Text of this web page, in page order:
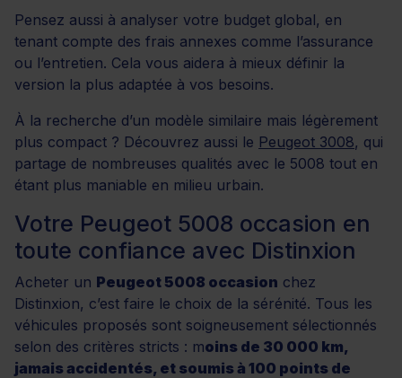
Pensez aussi à analyser votre budget global, en
tenant compte des frais annexes comme l’assurance
ou l’entretien. Cela vous aidera à mieux définir la
version la plus adaptée à vos besoins.
À la recherche d’un modèle similaire mais légèrement
plus compact ? Découvrez aussi le Peugeot 3008, qui
partage de nombreuses qualités avec le 5008 tout en
étant plus maniable en milieu urbain.
Votre Peugeot 5008 occasion en
toute confiance avec Distinxion
Acheter un Peugeot 5008 occasion chez
Distinxion, c’est faire le choix de la sérénité. Tous les
véhicules proposés sont soigneusement sélectionnés
selon des critères stricts : moins de 30 000 km,
jamais accidentés, et soumis à 100 points de